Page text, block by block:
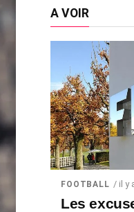
A VOIR
FOOTBALL / il y
Les